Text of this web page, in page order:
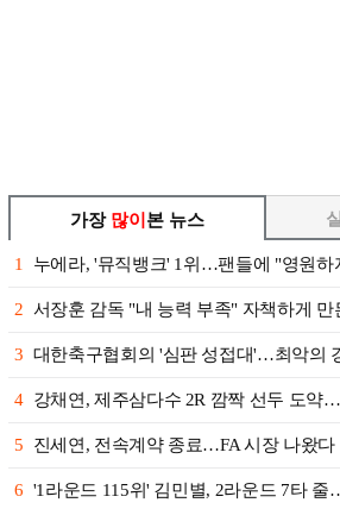
가장 많이 본 뉴스
1 누에라, '뮤직뱅크' 1위…팬들에 "영원
2 서장훈 감독 "내 능력 부족" 자책하게
3 대한축구협회의 '심판 성접대'…최악의
4 강채연, 제주삼다수 2R 깜짝 선두 도
5 진세연, 전속계약 종료…FA 시장 나왔
6 '1라운드 115위' 김민별, 2라운드 7타 줄